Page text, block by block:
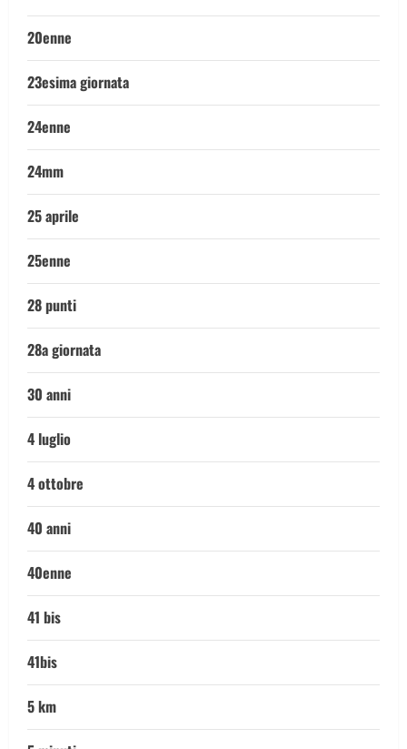
20enne
23esima giornata
24enne
24mm
25 aprile
25enne
28 punti
28a giornata
30 anni
4 luglio
4 ottobre
40 anni
40enne
41 bis
41bis
5 km